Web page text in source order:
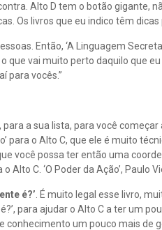
Alto D tem o botão gigante,
Os livros que eu indico têm
Então, ‘A Linguagem
que vai muito perto daquilo que
para vocês.”
a sua lista, para você começar
para o Alto C, que ele é muito
você possa ter então uma
C. ‘O Poder da Ação’, Paulo
é?’ . É muito legal esse livro,
para ajudar o Alto C a ter um
conhecimento um pouco mais de